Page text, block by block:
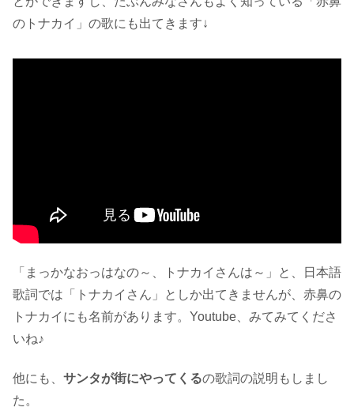
のトナカイ」の歌にも出てきます↓
「まっかなおっはなの～、トナカイさんは～」と、日本語
歌詞では「トナカイさん」としか出てきませんが、赤鼻の
トナカイにも名前があります。Youtube、みてみてくださ
いね♪
他にも、 サンタが街にやってくるの歌詞の説明もしまし
た。